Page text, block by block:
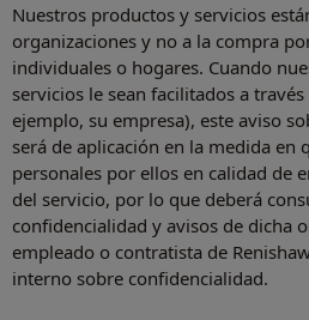
Nuestros productos y servicios
organizaciones y no a la compra
individuales o hogares. Cuando
servicios le sean facilitados a
ejemplo, su empresa), este aviso
será de aplicación en la medida en
personales por ellos en calidad de
del servicio, por lo que deberá
confidencialidad y avisos de dicha
empleado o contratista de
interno sobre confidencialidad.